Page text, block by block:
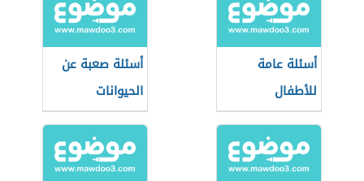
أسئلة عامة
للأطفال
أسئلة صعبة عن
الحيوانات